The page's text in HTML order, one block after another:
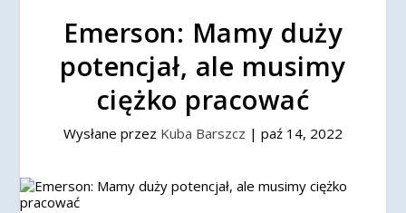
Emerson: Mamy duży
potencjał, ale musimy
ciężko pracować
Wysłane przez Kuba Barszcz | paź 14, 2022